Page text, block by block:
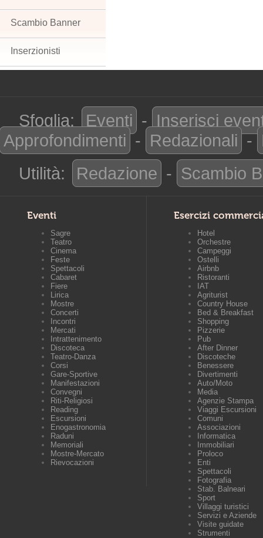
Scambio Banner
Inserzionisti
Sfoglia: Eventi - Inserisci
Approfondimenti - Redazionali -
Utilità:
Redazione - Scambio
Eventi
Sagre
Teatro
Cinema
Feste
Spettacoli
Cabaret
Fiere
Lirica
Mostre
Concerti
Incontri
Mercati
Intrattenimento
Discoteca
Teatro-Danza
Corsi
Gare-Sportive
Manifestazioni
Convegni
Riti-Religiosi
Reading
Escursioni
Enogastronomia
Raduni
Memoriali
Mostre-Mercato
Rievocazioni
Esercizi
Hotel
Orchestre
Campeggi
Ostelli
Airbnb
Ristoranti
IAT
Agriturist
Country House
Bed & Breakfast
Shopping
Pizzerie
Pub
After Dinner
Discoteche
Benessere
Divertimenti
Auto/Moto
Media
Agenzie Stampa
Viaggi Escursioni
Comuni
Associazioni
Informatica
Immobiliari
Proloco
Enti
Spettacoli
Fotografia
Stab. Balneari
Sport
Villaggi turistici
Servizi e Aziende
Visite guidate
Strumenti